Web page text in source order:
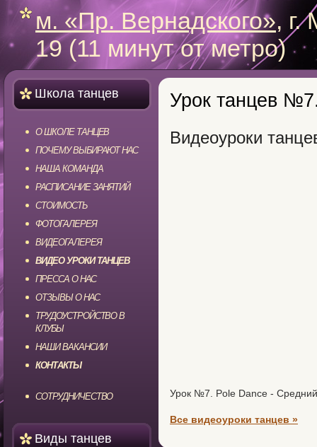
м. «Пр. Вернадского», г.
19 (11 минут от метро)
Школа танцев
О ШКОЛЕ ТАНЦЕВ
ПОЧЕМУ ВЫБИРАЮТ НАС
НАША КОМАНДА
РАСПИСАНИЕ ЗАНЯТИЙ
СТОИМОСТЬ
ФОТОГАЛЕРЕЯ
ВИДЕОГАЛЕРЕЯ
ВИДЕО УРОКИ ТАНЦЕВ
ПРЕССА О НАС
ОТЗЫВЫ О НАС
ТРУДОУСТРОЙСТВО В
КЛУБЫ
НАШИ ВАКАНСИИ
КОНТАКТЫ
СОТРУДНИЧЕСТВО
Виды танцев
Урок танцев
Видеоуроки
Урок №7. Pole Dance -
Все видеоуроки танцев »